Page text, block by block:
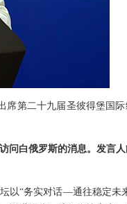
席第二十九届圣彼得堡国
白俄罗斯的消息。发言人
以“务实对话—通往稳定未